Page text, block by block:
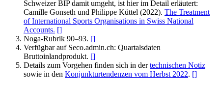
Schweizer BIP damit umgeht, ist hier im Detail erläutert:
Camille Gonseth und Philippe Küttel (2022). The Treatment
of International Sports Organisations in Swiss National
Accounts. []
Noga-Rubrik 90–93. []
Verfügbar auf Seco.admin.ch: Quartalsdaten
Bruttoinlandprodukt. []
Details zum Vorgehen finden sich in dertechnischen Notiz
sowie in den Konjunkturtendenzen vom Herbst 2022. []